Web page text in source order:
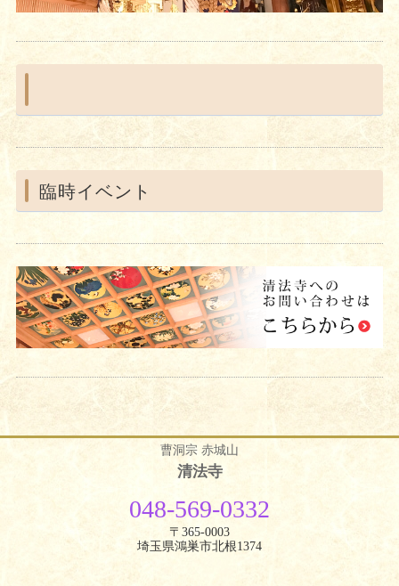
臨時イベント
曹洞宗 赤城山
清法寺
048-569-0332
〒365-0003
埼玉県鴻巣市北根1374